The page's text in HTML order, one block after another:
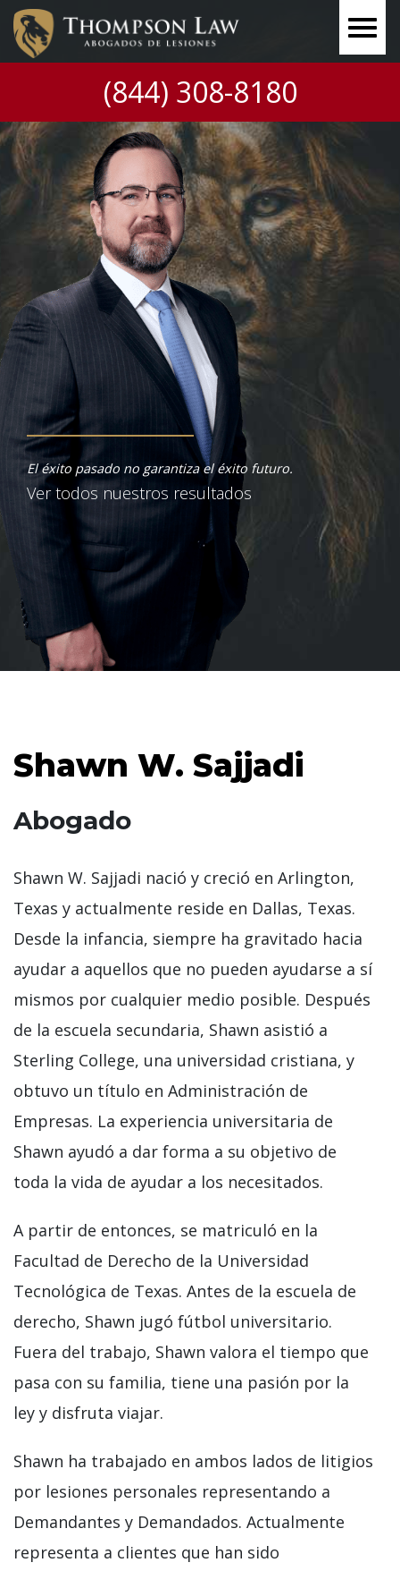
(844) 308-8180
El éxito pasado no garantiza el éxito futuro.
Ver todos nuestros resultados
Shawn W. Sajjadi
Abogado
Shawn W. Sajjadi nació y creció en Arlington,
Texas y actualmente reside en Dallas, Texas.
Desde la infancia, siempre ha gravitado hacia
ayudar a aquellos que no pueden ayudarse a sí
mismos por cualquier medio posible. Después
de la escuela secundaria, Shawn asistió a
Sterling College, una universidad cristiana, y
obtuvo un título en Administración de
Empresas. La experiencia universitaria de
Shawn ayudó a dar forma a su objetivo de
toda la vida de ayudar a los necesitados.
A partir de entonces, se matriculó en la
Facultad de Derecho de la Universidad
Tecnológica de Texas. Antes de la escuela de
derecho, Shawn jugó fútbol universitario.
Fuera del trabajo, Shawn valora el tiempo que
pasa con su familia, tiene una pasión por la
ley y disfruta viajar.
Shawn ha trabajado en ambos lados de litigios
por lesiones personales representando a
Demandantes y Demandados. Actualmente
representa a clientes que han sido